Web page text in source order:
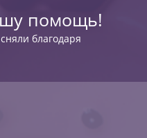
помощь!
благодаря